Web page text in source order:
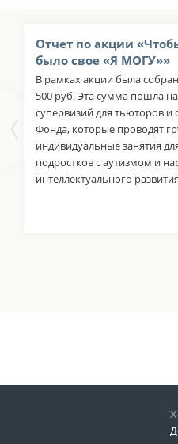
Отчет по акции
было свое «Я МОГУ»»
В рамках акции была
500 руб. Эта сумма пошла
супервизий для тьюторов и
Фонда, которые проводят
индивидуальные занятия
подростков с аутизмом и
интеллектуального